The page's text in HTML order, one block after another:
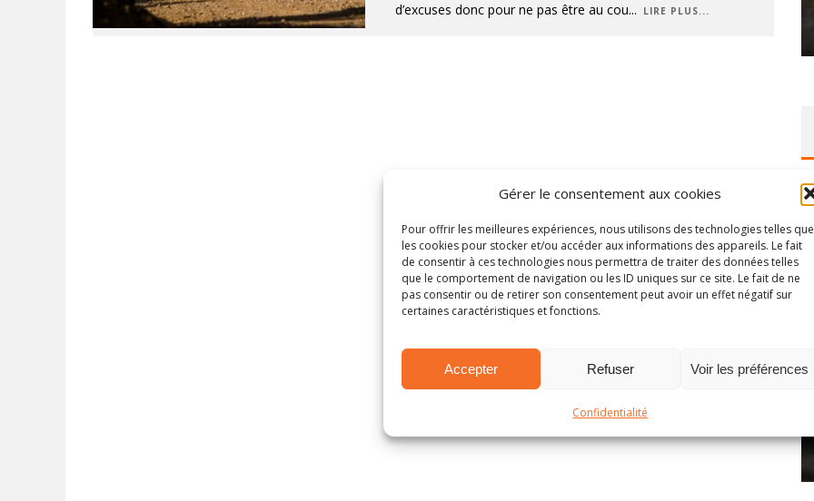
Gérer le consentement aux cookies
Pour offrir les meilleures expériences, nous utilisons des technologies telles que
les cookies pour stocker et/ou accéder aux informations des appareils. Le fait
de consentir à ces technologies nous permettra de traiter des données telles
que le comportement de navigation ou les ID uniques sur ce site. Le fait de ne
pas consentir ou de retirer son consentement peut avoir un effet négatif sur
certaines caractéristiques et fonctions.
Accepter Refuser Voir les préférences
Confidentialité
d’excuses donc pour ne pas être au cou... LIRE PLUS...